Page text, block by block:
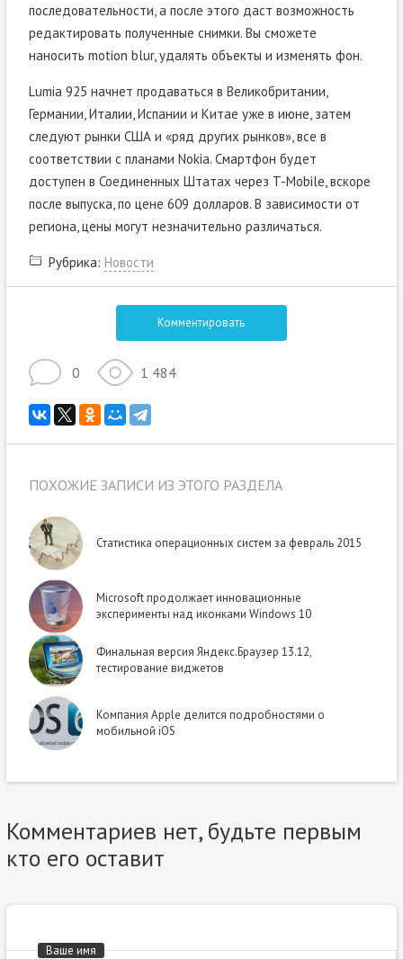
последовательности, а после этого даст возможность
редактировать полученные снимки. Вы сможете
наносить motion blur, удалять объекты и изменять фон.
Lumia 925 начнет продаваться в Великобритании,
Германии, Италии, Испании и Китае уже в июне, затем
следуют рынки США и «ряд других рынков», все в
соответствии с планами Nokia. Смартфон будет
доступен в Соединенных Штатах через T-Mobile, вскоре
после выпуска, по цене 609 долларов. В зависимости от
региона, цены могут незначительно различаться.
Рубрика: Новости
Комментировать
0 1 484
ПОХОЖИЕ ЗАПИСИ ИЗ ЭТОГО РАЗДЕЛА
Статистика операционных систем за февраль 2015
Microsoft продолжает инновационные
эксперименты над иконками Windows 10
Финальная версия Яндекс.Браузер 13.12,
тестирование виджетов
Компания Apple делится подробностями о
мобильной iOS
Комментариев нет, будьте первым
кто его оставит
Ваше имя